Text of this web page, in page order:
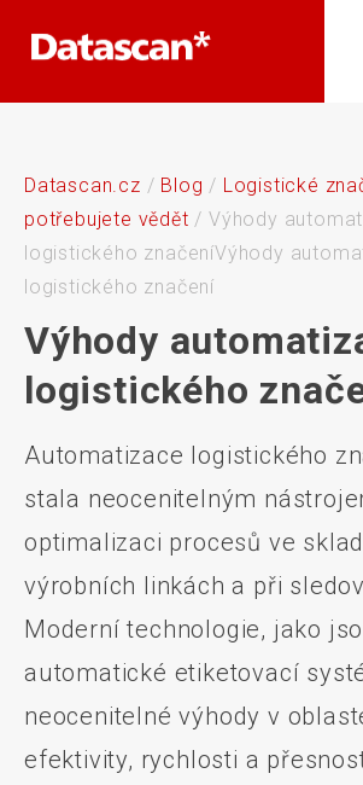
Datascan.cz / Blog / Logistické
potřebujete vědět / Výhody
logistického značeníVýhody
logistického značení
Výhody
logistického
Automatizace logistického
stala neocenitelným
optimalizaci procesů ve
výrobních linkách a při
Moderní technologie, jako
automatické etiketovací
neocenitelné výhody v
efektivity, rychlosti a